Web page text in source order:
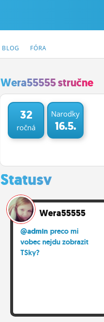
BLOG FÓRA
Wera55555 stručne
32
ročná
Narodky
16.5.
Statusy
Wera55555
@admin preco mi
vobec nejdu zobrazit
TSky?